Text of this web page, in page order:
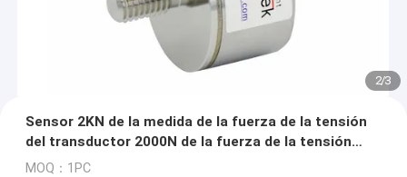
2/3
Sensor 2KN de la medida de la fuerza de la tensión
del transductor 2000N de la fuerza de la tensión
450lb
MOQ：1PC